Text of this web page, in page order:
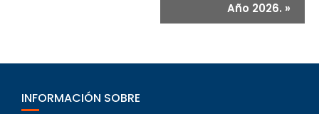
Año 2026. »
INFORMACIÓN SOBRE